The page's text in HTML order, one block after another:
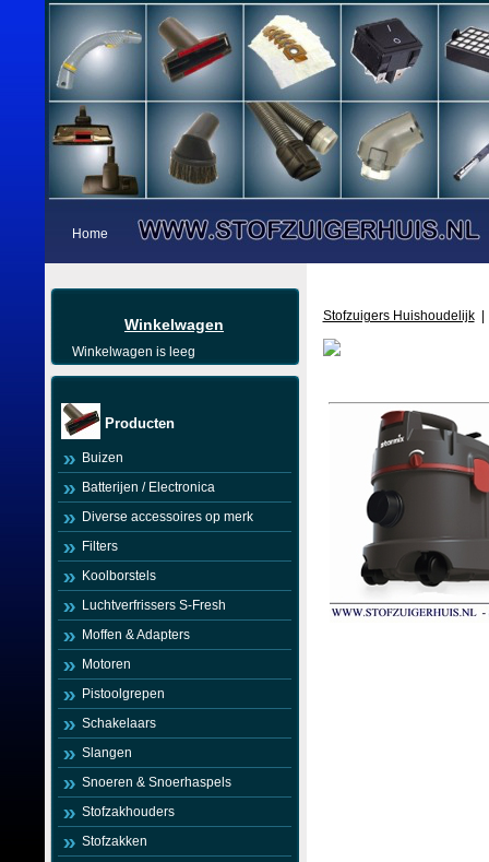
Home
Winkelwagen
Winkelwagen is leeg
Producten
Buizen
Batterijen / Electronica
Diverse accessoires op merk
Filters
Koolborstels
Luchtverfrissers S-Fresh
Moffen & Adapters
Motoren
Pistoolgrepen
Schakelaars
Slangen
Snoeren & Snoerhaspels
Stofzakhouders
Stofzakken
Stofzuigers Huishoudelijk